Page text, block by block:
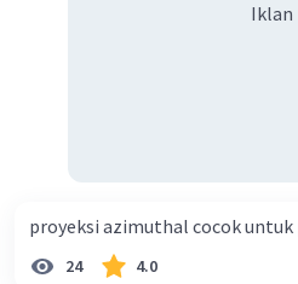
Iklan
proyeksi azimuthal cocok
24 4.0